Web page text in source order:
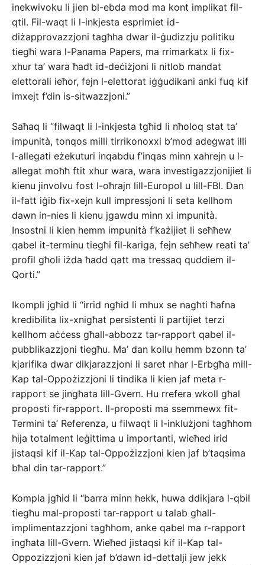
inekwivoku li jien bl-ebda mod ma kont implikat fil-
qtil. Fil-waqt li l-inkjesta esprimiet id-
diżapprovazzjoni tagħha dwar il-ġudizzju politiku
tiegħi wara l-Panama Papers, ma rrimarkatx li fix-
xhur ta’ wara ħadt id-deċiżjoni li nitlob mandat
elettorali ieħor, fejn l-elettorat iġġudikani anki fuq kif
imxejt f’din is-sitwazzjoni.”
Saħaq li “filwaqt li l-inkjesta tgħid li nħoloq stat ta’
impunità, tonqos milli tirrikonoxxi b’mod adegwat illi
l-allegati eżekuturi inqabdu f’inqas minn xahrejn u l-
allegat moħħ ftit xhur wara, wara investigazzjonijiet li
kienu jinvolvu fost l-oħrajn lill-Europol u lill-FBI. Dan
il-fatt iġib fix-xejn kull impressjoni li seta kellhom
dawn in-nies li kienu jgawdu minn xi impunità.
Insostni li kien hemm impunità f’każijiet li seħħew
qabel it-terminu tiegħi fil-kariga, fejn seħħew reati ta’
profil għoli iżda ħadd qatt ma tressaq quddiem il-
Qorti.”
Ikompli jgħid li “irrid ngħid li mhux se nagħti ħafna
kredibilita lix-xnigħat persistenti li partijiet terzi
kellhom aċċess għall-abbozz tar-rapport qabel il-
pubblikazzjoni tiegħu. Ma’ dan kollu hemm bzonn ta’
kjarifika dwar dikjarazzjoni li saret nhar l-Erbgħa mill-
Kap tal-Oppożizzjoni li tindika li kien jaf meta r-
rapport se jingħata lill-Gvern. Hu rrefera wkoll għal
proposti fir-rapport. Il-proposti ma ssemmewx fit-
Termini ta’ Referenza, u filwaqt li l-inklużjoni tagħhom
hija totalment leġittima u importanti, wieħed irid
jistaqsi kif il-Kap tal-Oppożizzjoni kien jaf b’taqsima
bħal din tar-rapport.”
Kompla jgħid li “barra minn hekk, huwa ddikjara l-qbil
tiegħu mal-proposti tar-rapport u talab għall-
implimentazzjoni tagħhom, anke qabel ma r-rapport
ingħata lill-Gvern. Wieħed jistaqsi kif il-Kap tal-
Oppozizzjoni kien jaf b’dawn id-dettalji jew jekk